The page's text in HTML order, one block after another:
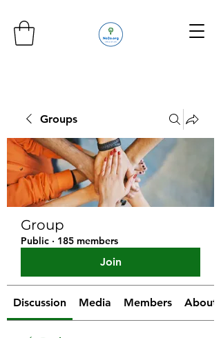
Groups
Group
Public · 185 members
Join
Discussion Media Members About